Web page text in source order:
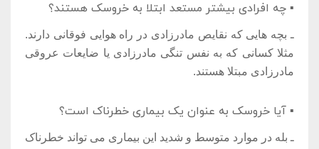
▪ چه افرادی بیشتر مستعد ابتلا به خروسک هستند؟
ـ بچه هایی که نقایص مادرزادی در راه هوایی فوقانی دارند.
مثلا کسانی که به نفس تنگی مادرزادی یا ضایعات عروقی
مادرزادی مبتلا هستند.
▪ آیا خروسک به عنوان یک بیماری خطرناک است؟
ـ بله در موارد متوسط و شدید این بیماری می تواند خطرناک